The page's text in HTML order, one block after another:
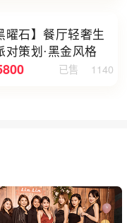
曜石】餐厅轻奢生
对策划·黑金风格
1140
已售